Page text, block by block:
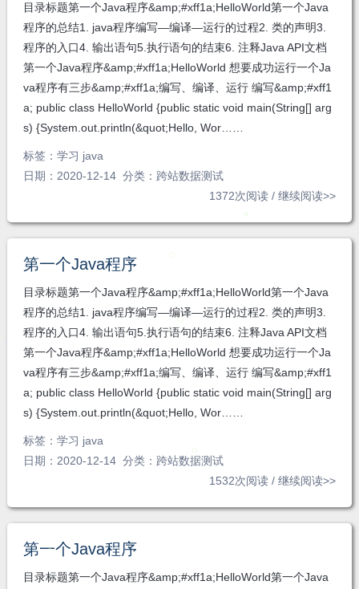
目录标题第一个Java程序&amp;#xff1a;HelloWorld第一个Java
程序的总结1. java程序编写—编译—运行的过程2. 类的声明3.
程序的入口4. 输出语句5.执行语句的结束6. 注释Java API文档
第一个Java程序&amp;#xff1a;HelloWorld 想要成功运行一个Ja
va程序有三步&amp;#xff1a;编写、编译、运行 编写&amp;#xff1
a; public class HelloWorld {public static void main(String[] arg
s) {System.out.println(&quot;Hello, Wor……
标签： 学习 java
日期：2020-12-14 分类： 跨站数据测试
1372次阅读 /继续阅读>>
第一个Java程序
目录标题第一个Java程序&amp;#xff1a;HelloWorld第一个Java
程序的总结1. java程序编写—编译—运行的过程2. 类的声明3.
程序的入口4. 输出语句5.执行语句的结束6. 注释Java API文档
第一个Java程序&amp;#xff1a;HelloWorld 想要成功运行一个Ja
va程序有三步&amp;#xff1a;编写、编译、运行 编写&amp;#xff1
a; public class HelloWorld {public static void main(String[] arg
s) {System.out.println(&quot;Hello, Wor……
标签： 学习 java
日期：2020-12-14 分类： 跨站数据测试
1532次阅读 /继续阅读>>
第一个Java程序
目录标题第一个Java程序&amp;#xff1a;HelloWorld第一个Java